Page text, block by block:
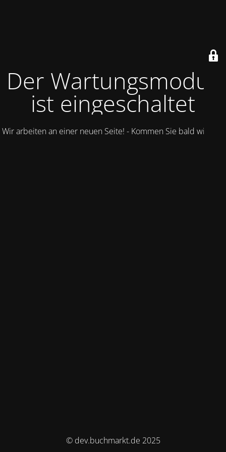
Der Wartungsmodus
ist eingeschaltet
Wir arbeiten an einer neuen Seite! - Kommen Sie bald wieder.
© dev.buchmarkt.de 2025